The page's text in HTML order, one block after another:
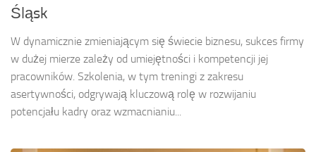
Śląsk
W dynamicznie zmieniającym się świecie biznesu, sukces firmy
w dużej mierze zależy od umiejętności i kompetencji jej
pracowników. Szkolenia, w tym treningi z zakresu
asertywności, odgrywają kluczową rolę w rozwijaniu
potencjału kadry oraz wzmacnianiu...